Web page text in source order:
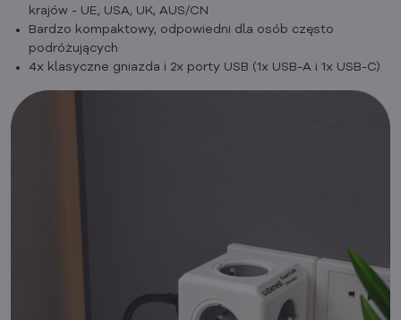
krajów - UE, USA, UK, AUS/CN
Bardzo kompaktowy, odpowiedni dla osób często
podróżujących
4x klasyczne gniazda i 2x porty USB (1x USB-A i 1x USB-C)